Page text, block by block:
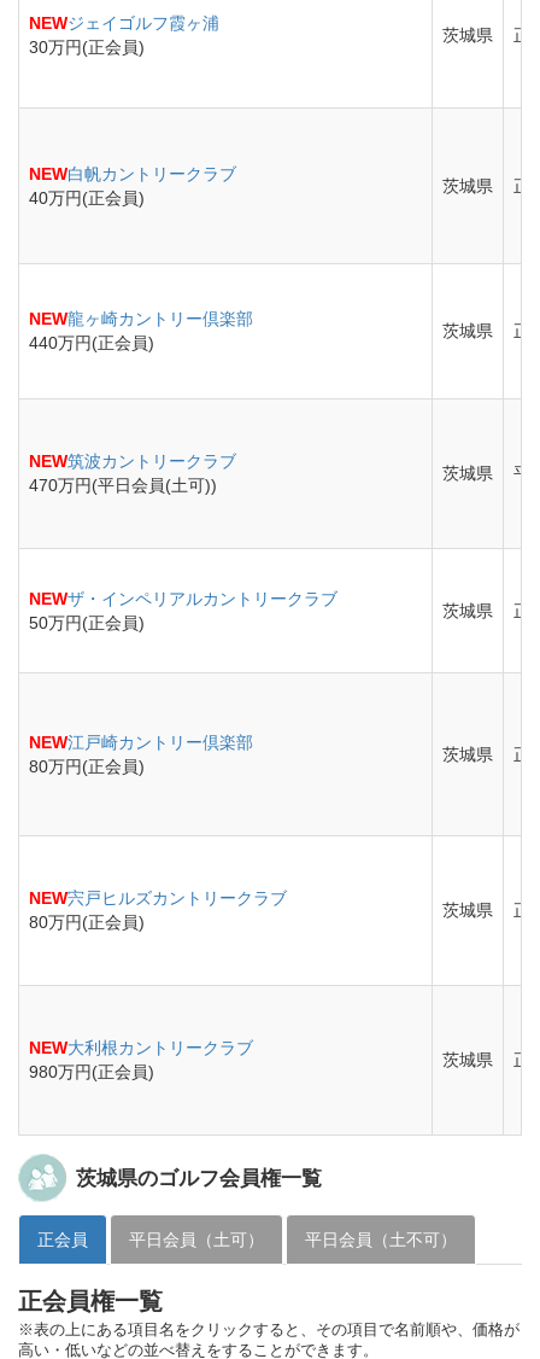
NEWジェイゴルフ霞ヶ浦
30万円(正会員)
茨城県 正
NEW白帆カントリークラブ
40万円(正会員)
茨城県 正
NEW龍ヶ崎カントリー倶楽部
440万円(正会員)
茨城県 正
NEW筑波カントリークラブ
470万円(平日会員(土可))
茨城県 平
NEWザ・インペリアルカントリークラブ
50万円(正会員)
茨城県 正
NEW江戸崎カントリー倶楽部
80万円(正会員)
茨城県 正
NEW宍戸ヒルズカントリークラブ
80万円(正会員)
茨城県 正
NEW大利根カントリークラブ
980万円(正会員)
茨城県 正
茨城県のゴルフ会員権一覧
正会員 平日会員（土可） 平日会員（土不可）
正会員権一覧
※表の上にある項目名をクリックすると、その項目で名前順や、価格が
高い・低いなどの並べ替えをすることができます。